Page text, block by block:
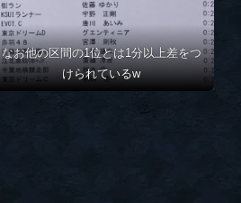
なお他の区間の1位とは1分以上差をつ
けられているw